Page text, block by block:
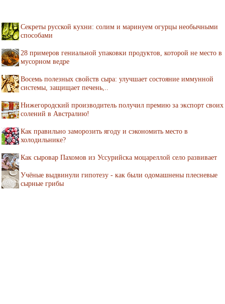
Секреты русской кухни: солим и маринуем огурцы необычными
способами
28 примеров гениальной упаковки продуктов, которой не место в
мусорном ведре
Восемь полезных свойств сыра: улучшает состояние иммунной
системы, защищает печень,..
Нижегородский производитель получил премию за экспорт своих
солений в Австралию!
Как правильно заморозить ягоду и сэкономить место в
холодильнике?
Как сыровар Пахомов из Уссурийска моцареллой село развивает
Учёные выдвинули гипотезу - как были одомашнены плесневые
сырные грибы